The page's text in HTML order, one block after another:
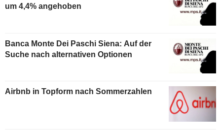
um 4,4% angehoben
Banca Monte Dei Paschi Siena: Auf der
Suche nach alternativen Optionen
Airbnb in Topform nach Sommerzahlen